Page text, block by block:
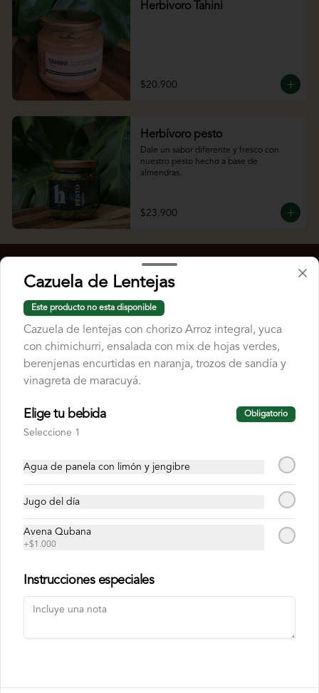
Herbivoro Tahini
$20.900
Herbívoro pesto
Dale un sabor diferente y fresco con
nuestro pesto hecho a base de
almendras.
$23.900
Cobertura
Política de privacidad
Redes sociales
Instagram
Iniciar sesión
Cazuela de Lentejas
Este producto no esta disponible
Cazuela de lentejas con chorizo Arroz integral, yuca
con chimichurri, ensalada con mix de hojas verdes,
berenjenas encurtidas en naranja, trozos de sandía y
vinagreta de maracuyá.
Elige tu bebida Obligatorio
Seleccione 1
Agua de panela con limón y jengibre
Jugo del día
Avena Qubana
+$1.000
Instrucciones especiales